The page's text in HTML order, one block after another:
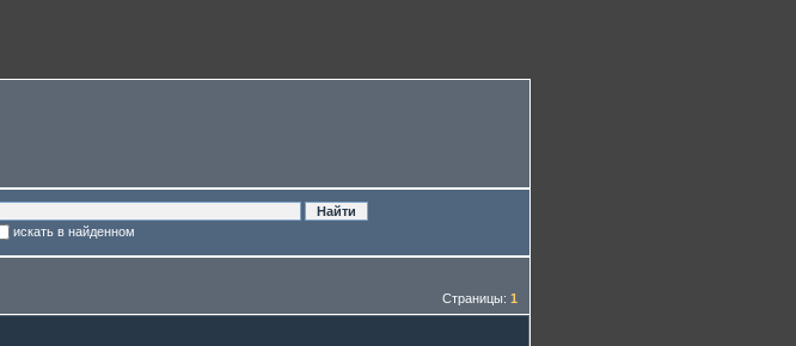
искать в найденном
Страницы: 1